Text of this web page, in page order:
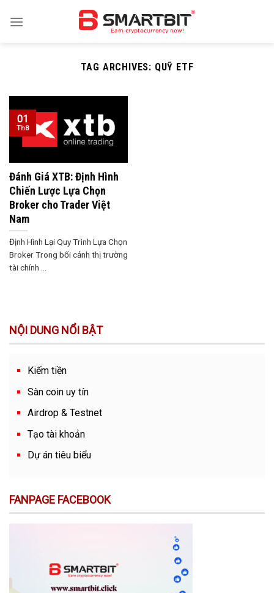
TAG ARCHIVES: QUỸ ETF
Đánh Giá XTB: Định Hình
Chiến Lược Lựa Chọn
Broker cho Trader Việt
Nam
Định Hình Lại Quy Trình Lựa Chọn
Broker Trong bối cảnh thị trường
tài chính ...
01
Th8
NỘI DUNG NỔI BẬT
Kiếm tiền
Sàn coin uy tín
Airdrop & Testnet
Tạo tài khoản
Dự án tiêu biểu
FANPAGE FACEBOOK